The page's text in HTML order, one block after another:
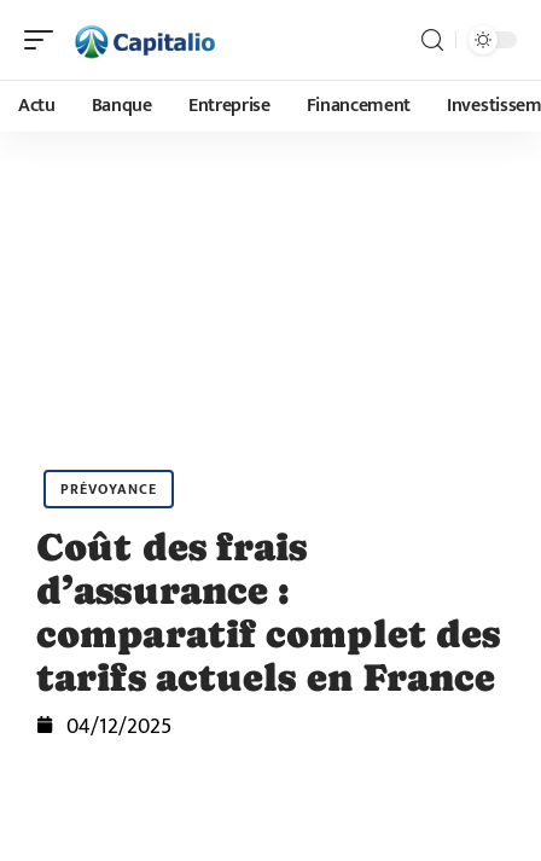
Actu Banque Entreprise Financement
PRÉVOYANCE
Coût des frais
d’assurance :
comparatif complet des
tarifs actuels en France
04/12/2025